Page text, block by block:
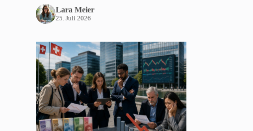
Lara Meier
25. Juli 2026